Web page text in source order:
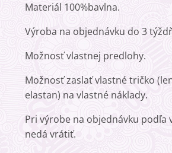
Materiál 100%bavlna.
Výroba na objednávku do 3
Možnosť vlastnej predlohy.
Možnosť zaslať vlastné tričko
elastan) na vlastné náklady.
Pri výrobe na objednávku
nedá vrátiť.